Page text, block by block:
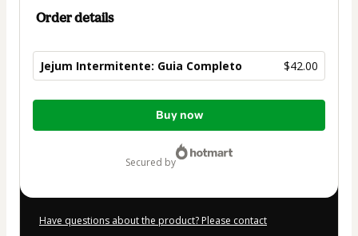
Order details
Jejum Intermitente: Guia Completo $42.00
Total
Buy now
secured by
Have questions about the product? Please contact